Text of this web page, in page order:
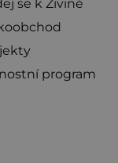
se k Živině
program